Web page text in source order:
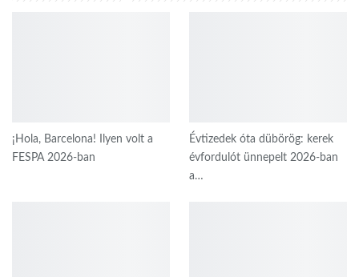
¡Hola, Barcelona! Ilyen volt a
FESPA 2026-ban
Évtizedek óta dübörög: kerek
évfordulót ünnepelt 2026-ban
a…